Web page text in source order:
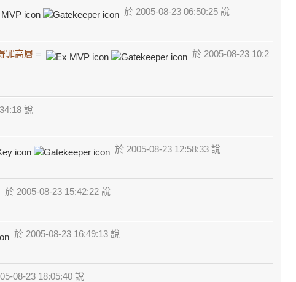
於 2005-08-23 06:50:25 說
罪高層 =
於 2005-08-23 10:2
說
於 2005-08-23 12:58:33 說
於 2005-08-23 15:42:22 說
於 2005-08-23 16:49:13 說
08-23 18:05:40 說